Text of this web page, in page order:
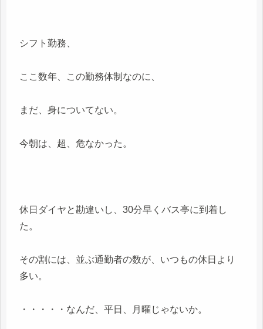
シフト勤務、
ここ数年、この勤務体制なのに、
まだ、身についてない。
今朝は、超、危なかった。
休日ダイヤと勘違いし、30分早くバス亭に到着し
た。
その割には、並ぶ通勤者の数が、いつもの休日より
多い。
・・・・・なんだ、平日、月曜じゃないか。